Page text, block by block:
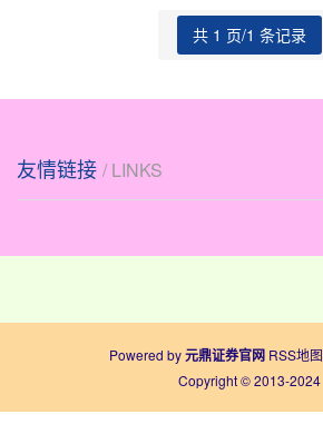
共 1 页/1 条记录
友情链接 / LINKS
Powered by元鼎证券官网 RSS地图
Copyright© 2013-2024